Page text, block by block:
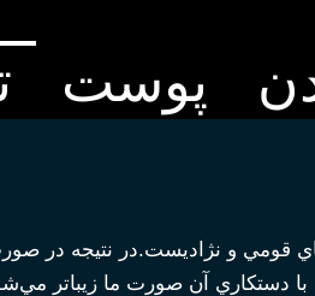
پوست
قومي و نژاديست.در نتيجه در
دستكاري آن صورت ما زيباتر